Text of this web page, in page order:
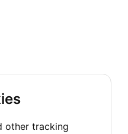
other tracking